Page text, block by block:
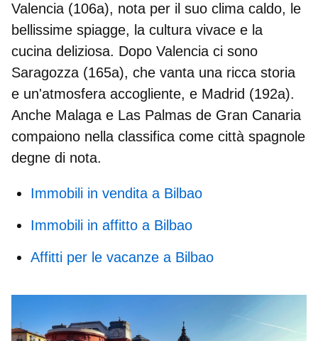
Valencia (106a), nota per il suo clima caldo, le
bellissime spiagge, la cultura vivace e la
cucina deliziosa. Dopo Valencia ci sono
Saragozza (165a), che vanta una ricca storia
e un'atmosfera accogliente, e Madrid (192a).
Anche Malaga e Las Palmas de Gran Canaria
compaiono nella classifica come città spagnole
degne di nota.
Immobili in vendita a Bilbao
Immobili in affitto a Bilbao
Affitti per le vacanze a Bilbao